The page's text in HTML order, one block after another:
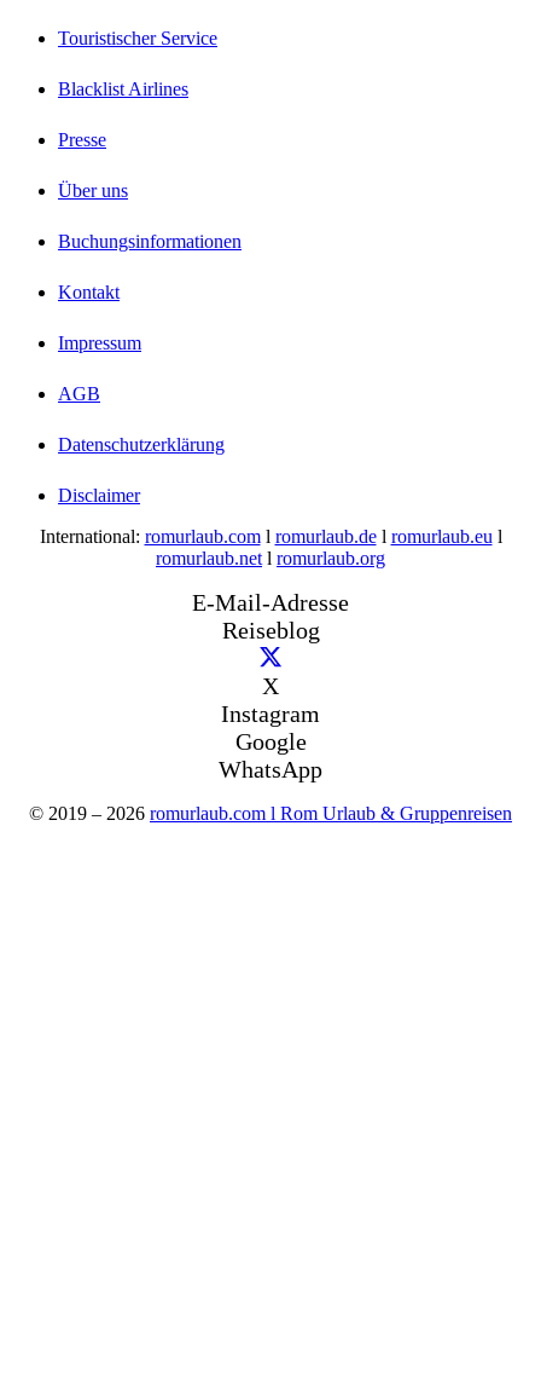
Touristischer Service
Blacklist Airlines
Presse
Über uns
Buchungsinformationen
Kontakt
Impressum
AGB
Datenschutzerklärung
Disclaimer
International: romurlaub.coml romurlaub.del romurlaub.eu l
romurlaub.net l romurlaub.org
E-Mail-Adresse
Reiseblog
X
Instagram
Google
WhatsApp
© 2019 – 2026 romurlaub.com l Rom Urlaub & Gruppenreisen